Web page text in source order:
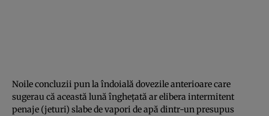
Noile concluzii pun la îndoială dovezile anterioare care
sugerau că această lună înghețată ar elibera intermitent
penaje (jeturi) slabe de vapori de apă dintr-un presupus